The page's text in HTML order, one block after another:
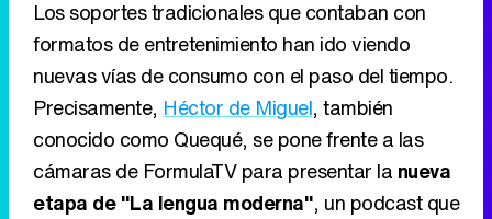
Los soportes tradicionales que contaban con
formatos de entretenimiento han ido viendo
nuevas vías de consumo con el paso del tiempo.
Precisamente, Héctor de Miguel, también
conocido como Quequé, se pone frente a las
cámaras de FormulaTV para presentar la nueva
etapa de "La lengua moderna", un podcast que